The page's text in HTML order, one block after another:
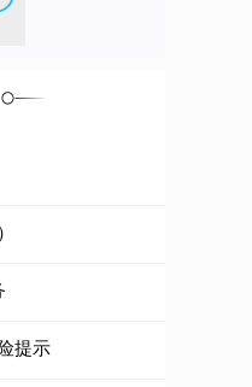
提示